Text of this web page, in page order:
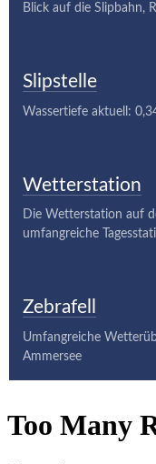
Blick auf die Slipbahn,
Slipstelle
Wassertiefe aktuell:
Wetterstation
Die Wetterstation auf
umfangreiche
Zebrafell
Umfangreiche
Ammersee